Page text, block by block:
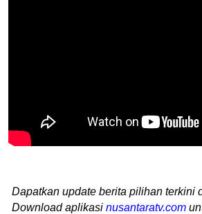
Dapatkan update berita pilihan terkini
Download aplikasi nusantaratv.com